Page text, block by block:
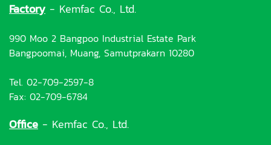
Factory - Kemfac Co., Ltd.
990 Moo 2 Bangpoo Industrial Estate Park
Bangpoomai, Muang, Samutprakarn 10280
Tel. 02-709-2597-8
Fax: 02-709-6784
Office - Kemfac Co., Ltd.